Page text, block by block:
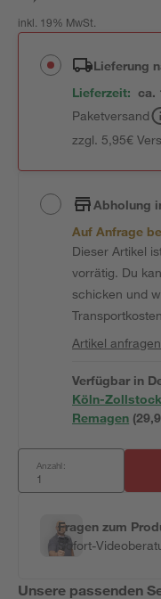
inkl. 19% MwSt.
Lieferung
Lieferzeit: ca.
Paketversand
zzgl. 5,95€
Abholung
Auf Anfrage
Dieser Artikel
vorrätig. Du
schicken und
Artikel anfragen
Verfügbar in
Köln-Zollstock
Remagen (29,9
Anzahl:
Fragen zum
Sofort-
Unsere passenden